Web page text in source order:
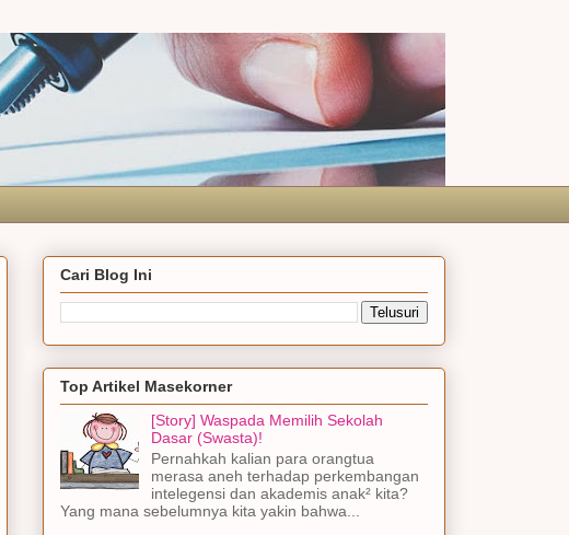
Cari Blog Ini
Top Artikel Masekorner
[Story] Waspada Memilih Sekolah
Dasar (Swasta)!
Pernahkah kalian para orangtua
merasa aneh terhadap perkembangan
intelegensi dan akademis anak² kita?
Yang mana sebelumnya kita yakin bahwa...